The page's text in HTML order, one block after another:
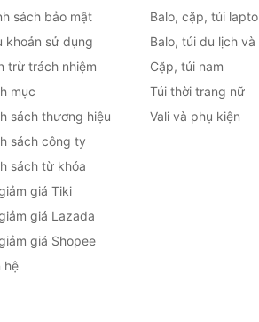
sách bảo mật
khoản sử dụng
trừ trách nhiệm
mục
sách thương hiệu
sách công ty
sách từ khóa
giá Tiki
giá Lazada
giá Shopee
hệ
Balo, cặp, túi
Balo, túi du lịch và
Cặp, túi nam
Túi thời trang nữ
Vali và phụ kiện